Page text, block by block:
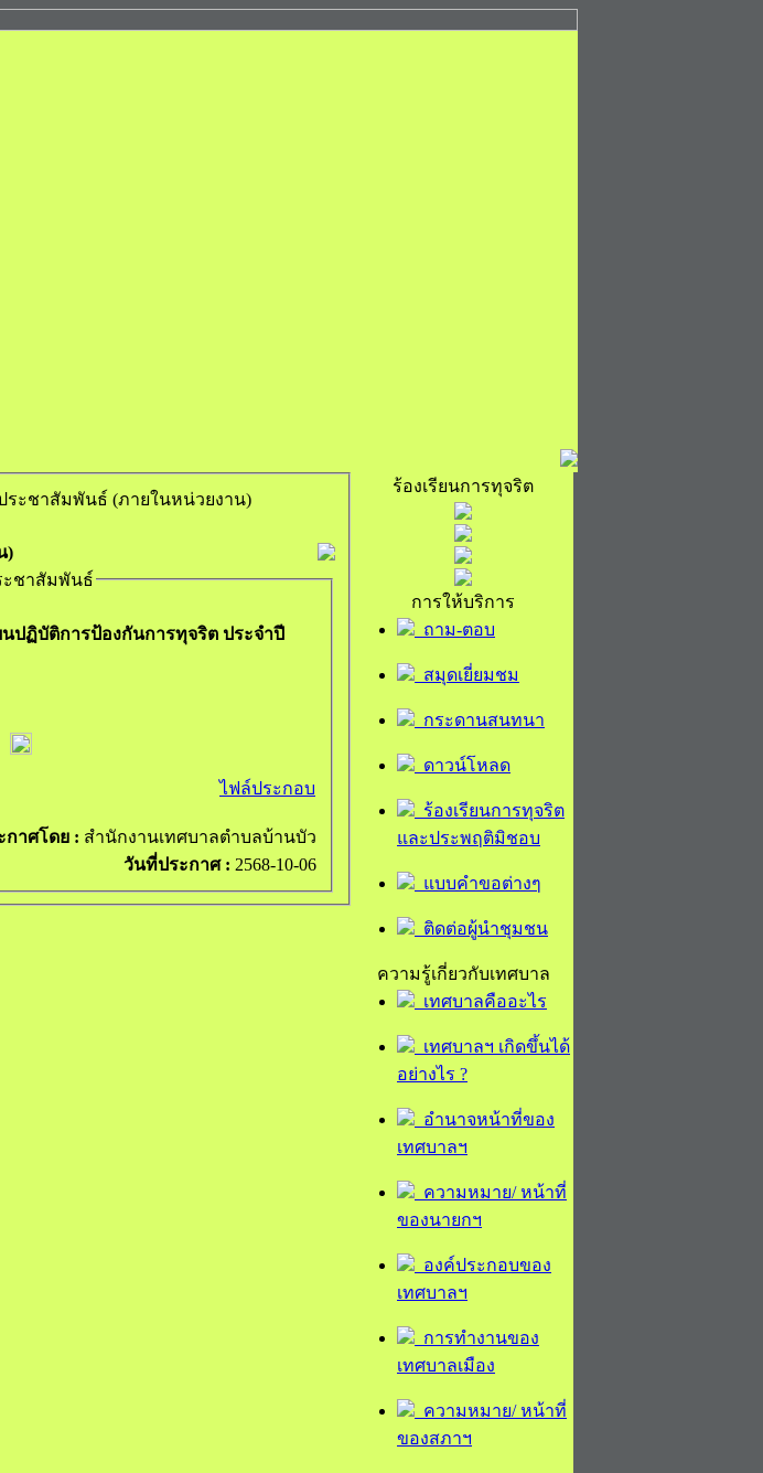
ระชาสัมพันธ์ (ภายในหน่วยงาน)
)
ะชาสัมพันธ์
ปฏิบัติการป้องกันการทุจริต ประจำปี
ไฟล์ประกอบ
กาศโดย : สำนักงานเทศบาลตำบลบ้านบัว
วันที่ประกาศ : 2568-10-06
ร้องเรียนการทุจริต
การให้บริการ
ถาม-ตอบ
สมุดเยี่ยมชม
กระดานสนทนา
ดาวน์โหลด
ร้องเรียนการทุจริต
และประพฤติมิชอบ
แบบคำขอต่างๆ
ติดต่อผู้นำชุมชน
ความรู้เกี่ยวกับเทศบาล
เทศบาลคืออะไร
เทศบาลฯ เกิดขึ้นได้
อย่างไร ?
อำนาจหน้าที่ของ
เทศบาลฯ
ความหมาย/ หน้าที่
ของนายกฯ
องค์ประกอบของ
เทศบาลฯ
การทำงานของ
เทศบาลเมือง
ความหมาย/ หน้าที่
ของสภาฯ